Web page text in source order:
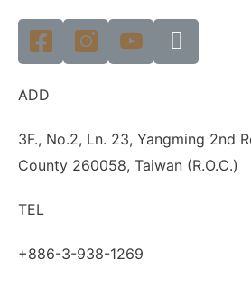
ADD
3F., No.2, Ln. 23, Yangming 2nd
County 260058, Taiwan (R.O.C.)
TEL
+886-3-938-1269